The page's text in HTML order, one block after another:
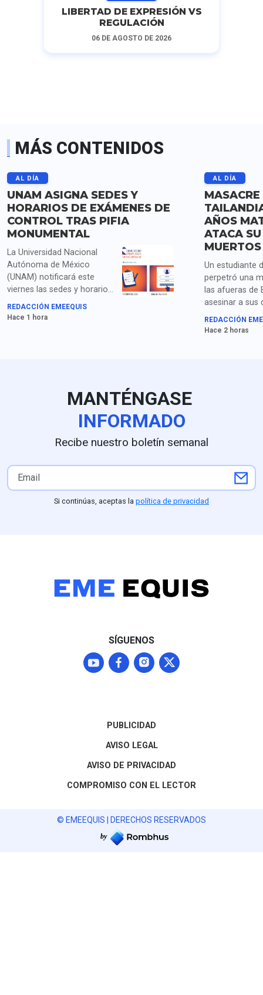
LIBERTAD DE EXPRESIÓN VS
REGULACIÓN
06 DE AGOSTO DE 2026
MÁS CONTENIDOS
AL DÍA
UNAM ASIGNA SEDES Y
HORARIOS DE EXÁMENES DE
CONTROL TRAS PIFIA
MONUMENTAL
La Universidad Nacional
Autónoma de México
(UNAM) notificará este
viernes las sedes y horarios
para aplicar el Examen de
Control Presencial del 12 al
agosto; este filtro
extraordinario responde a
irregularidades estadísticas
derivadas de una alza
sospechas de trampas y
uso de inteligencia artificial
que provocaron la renuncia
Territorium Life para
supervisar la prueba digital
REDACCIÓN EMEEQUIS
Hace 1 hora
AL DÍA
MASACRE
AÑOS
ATACA
MUERTOS
Un estudiante
perpetró una
las afueras de
asesinar a sus
en su
apoderarse de
profesoras,
15 alumnos
la estampida
evacuación; el
episodio,
Tailandia, país
severos
REDACCIÓN
Hace 2 horas
MANTÉNGASE
INFORMADO
Recibe nuestro boletín semanal
Si continúas, aceptas la política de privacidad
SÍGUENOS
PUBLICIDAD
AVISO LEGAL
AVISO DE PRIVACIDAD
COMPROMISO CON EL LECTOR
© EMEEQUIS | DERECHOS RESERVADOS
by